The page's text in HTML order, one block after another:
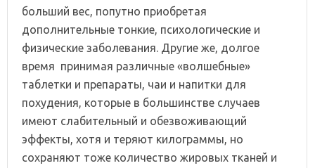
больший вес, попутно приобретая
дополнительные тонкие, психологические и
физические заболевания. Другие же, долгое
время принимая различные «волшебные»
таблетки и препараты, чаи и напитки для
похудения, которые в большинстве случаев
имеют слабительный и обезвоживающий
эффекты, хотя и теряют килограммы, но
сохраняют тоже количество жировых тканей и